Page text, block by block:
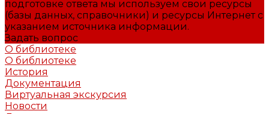
подготовке ответа мы используем свои ресурсы
(базы данных, справочники) и ресурсы Интернет с
указанием источника информации.
Задать вопрос
О библиотеке
О библиотеке
История
Документация
Виртуальная экскурсия
Новости